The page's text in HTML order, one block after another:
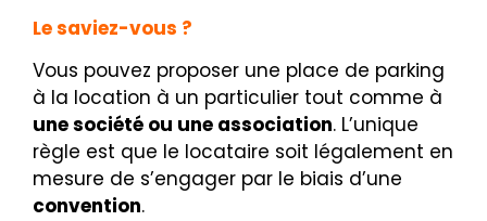
Le saviez-vous ?
Vous pouvez proposer une place de parking
à la location à un particulier tout comme à
une société ou une association. L’unique
règle est que le locataire soit légalement en
mesure de s’engager par le biais d’une
convention.